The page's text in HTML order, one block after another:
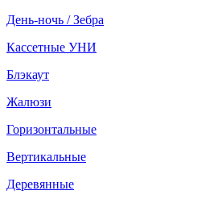
День-ночь / Зебра
Кассетные УНИ
Блэкаут
Жалюзи
Горизонтальные
Вертикальные
Деревянные